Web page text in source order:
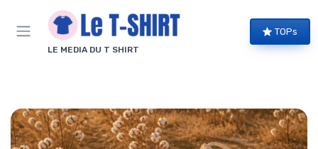
LE MEDIA DU T SHIRT
TOPs
Panneau de gestion des cookies